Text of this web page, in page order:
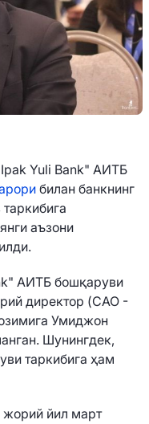
Yuli Bank" АИТБ
билан банкнинг
аъзони
АИТБ бошқаруви
директор (CAO -
Умиджон
Шунингдек,
таркибига ҳам
жорий йил март